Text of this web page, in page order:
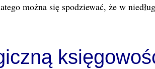
można się spodziewać, że w